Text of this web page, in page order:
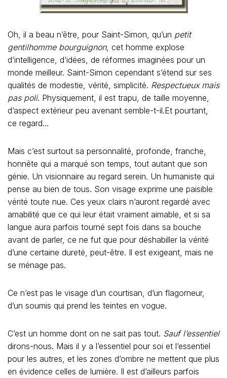
Oh, il a beau n’être, pour Saint-Simon, qu’un petit
gentilhomme bourguignon, cet homme explose
d’intelligence, d’idées, de réformes imaginées pour un
monde meilleur. Saint-Simon cependant s’étend sur ses
qualités de modestie, vérité, simplicité. Respectueux mais
pas poli. Physiquement, il est trapu, de taille moyenne,
d’aspect extérieur peu avenant semble-t-il.Et pourtant,
ce regard…
Mais c’est surtout sa personnalité, profonde, franche,
honnête qui a marqué son temps, tout autant que son
génie. Un visionnaire au regard serein. Un humaniste qui
pense au bien de tous. Son visage exprime une paisible
vérité toute nue. Ces yeux clairs n’auront regardé avec
amabilité que ce qui leur était vraiment aimable, et si sa
langue aura parfois tourné sept fois dans sa bouche
avant de parler, ce ne fut que pour déshabiller la vérité
d’une certaine dureté, peut-être. Il est exigeant, mais ne
se ménage pas.
Ce n’est pas le visage d’un courtisan, d’un flagorneur,
d’un soumis qui prend les teintes en vogue.
C’est un homme dont on ne sait pas tout. Sauf l’essentiel
dirons-nous. Mais il y a l’essentiel pour soi et l’essentiel
pour les autres, et les zones d’ombre ne mettent que plus
en évidence celles de lumière. Il est d’ailleurs parfois